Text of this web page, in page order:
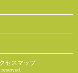
セスマップ